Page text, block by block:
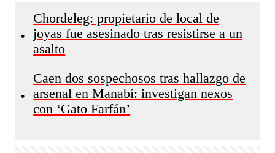
•
Chordeleg: propietario de local de
joyas fue asesinado tras resistirse a un
asalto
•
Caen dos sospechosos tras hallazgo de
arsenal en Manabí: investigan nexos
con ‘Gato Farfán’